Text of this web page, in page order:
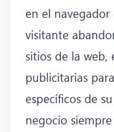
en el
visitante
sitios de la web,
publicitarias
específicos de
negocio